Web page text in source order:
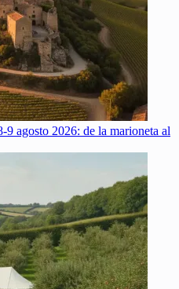
9 agosto 2026: de la marioneta al